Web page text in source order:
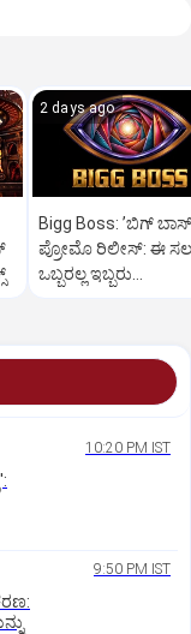
2 days ago
Bigg Boss: ʼಬಿಗ್‌
ಪ್ರೋಮೊ ರಿಲೀಸ್:‌ ಈ ಸಲ
ಒಬ್ಬರಲ್ಲ ಇಬ್ಬರು
10:20 PM IST
9:50 PM IST